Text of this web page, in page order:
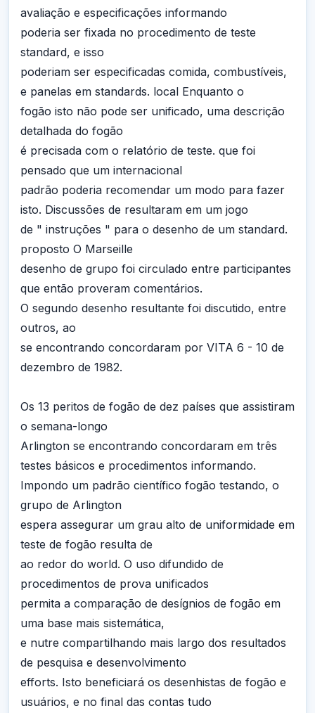
avaliação e especificações informando
poderia ser fixada no procedimento de teste
standard, e isso
poderiam ser especificadas comida, combustíveis,
e panelas em standards. local Enquanto o
fogão isto não pode ser unificado, uma descrição
detalhada do fogão
é precisada com o relatório de teste. que foi
pensado que um internacional
padrão poderia recomendar um modo para fazer
isto. Discussões de resultaram em um jogo
de " instruções " para o desenho de um standard.
proposto O Marseille
desenho de grupo foi circulado entre participantes
que então proveram comentários.
O segundo desenho resultante foi discutido, entre
outros, ao
se encontrando concordaram por VITA 6 - 10 de
dezembro de 1982.
Os 13 peritos de fogão de dez países que assistiram
o semana-longo
Arlington se encontrando concordaram em três
testes básicos e procedimentos informando.
Impondo um padrão científico fogão testando, o
grupo de Arlington
espera assegurar um grau alto de uniformidade em
teste de fogão resulta de
ao redor do world. O uso difundido de
procedimentos de prova unificados
permita a comparação de desígnios de fogão em
uma base mais sistemática,
e nutre compartilhando mais largo dos resultados
de pesquisa e desenvolvimento
efforts. Isto beneficiará os desenhistas de fogão e
usuários, e no final das contas tudo